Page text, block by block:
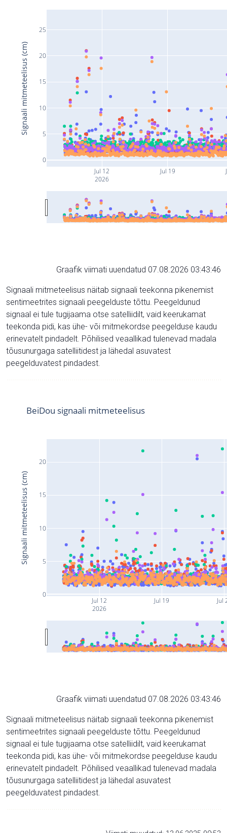
Jul 12
2026
Jul 19
0
5
10
15
20
25
Signaali mitmeteelisus (cm)
Graafik viimati uuendatud 07.08.2026 03:43:46
Signaali mitmeteelisus näitab signaali teekonna pikenemist
sentimeetrites signaali peegelduste tõttu. Peegeldunud
signaal ei tule tugijaama otse satelliidilt, vaid keerukamat
teekonda pidi, kas ühe- või mitmekordse peegelduse kaudu
erinevatelt pindadelt. Põhilised veaallikad tulenevad madala
tõusunurgaga satelliitidest ja lähedal asuvatest
peegelduvatest pindadest.
Jul 12
2026
Jul 19 Jul
0
5
10
15
20
BeiDou signaali mitmeteelisus
Signaali mitmeteelisus (cm)
Graafik viimati uuendatud 07.08.2026 03:43:46
Signaali mitmeteelisus näitab signaali teekonna pikenemist
sentimeetrites signaali peegelduste tõttu. Peegeldunud
signaal ei tule tugijaama otse satelliidilt, vaid keerukamat
teekonda pidi, kas ühe- või mitmekordse peegelduse kaudu
erinevatelt pindadelt. Põhilised veaallikad tulenevad madala
tõusunurgaga satelliitidest ja lähedal asuvatest
peegelduvatest pindadest.